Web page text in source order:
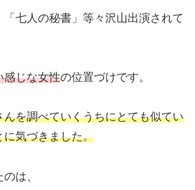
「七人の秘書」等々沢山出演されて
感じな女性の位置づけです。
んを調べていくうちにとても似てい
に気づきました。
は、